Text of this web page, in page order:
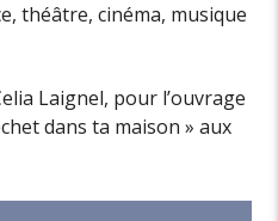
théâtre, cinéma, musique
Laignel, pour l’ouvrage
dans ta maison » aux